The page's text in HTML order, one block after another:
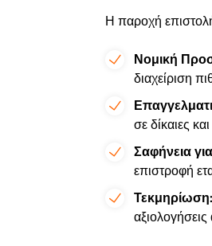
Η παροχή
Νομική
διαχείριση
σε δίκαιες
Σαφήνεια
επιστροφή
Τεκμηρίωση: